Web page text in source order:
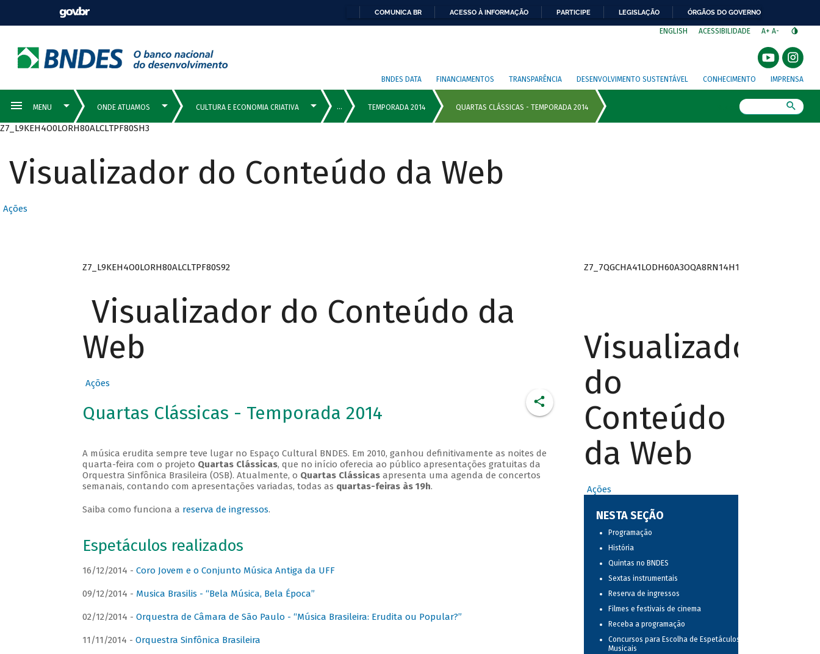
COMUNICA BR ACESSO À INFORMAÇÃO PARTICIPE LEGISLAÇÃO ÓRGÃOS DO GOVERNO
ENGLISH ACESSIBILIDADE A+ A-
BNDES DATA FINANCIAMENTOS TRANSPARÊNCIA DESENVOLVIMENTO SUSTENTÁVEL CONHECIMENTO IMPRENSA
Z7_L9KEH4O0LORH80ALCLTPF80SH3
Visualizador do Conteúdo da Web
Ações
Z7_L9KEH4O0LORH80ALCLTPF80S92
Visualizador do Conteúdo da
Web
Ações
Quartas Clássicas - Temporada 2014
A música erudita sempre teve lugar no Espaço Cultural BNDES. Em 2010, ganhou definitivamente as noites de
quarta-feira com o projeto Quartas Clássicas, que no início oferecia ao público apresentações gratuitas da
Orquestra Sinfônica Brasileira (OSB). Atualmente, o Quartas Clássicasapresenta uma agenda de concertos
semanais, contando com apresentações variadas, todas as quartas-feiras às 19h.
Saiba como funciona a reserva de ingressos.
Espetáculos realizados
16/12/2014 - Coro Jovem e o Conjunto Música Antiga da UFF
09/12/2014 - Musica Brasilis - “Bela Música, Bela Época”
02/12/2014 - Orquestra de Câmara de São Paulo - “Música Brasileira: Erudita ou Popular?”
11/11/2014 - Orquestra Sinfônica Brasileira
Z7_7QGCHA41LODH60A3OQA8RN14H1
Visualizador
do
Conteúdo
da Web
Ações
NESTA SEÇÃO
Programação
História
Quintas no BNDES
Sextas instrumentais
Reserva de ingressos
Filmes e festivais de cinema
Receba a programação
Concursos para Escolha de Espetáculos
Musicais